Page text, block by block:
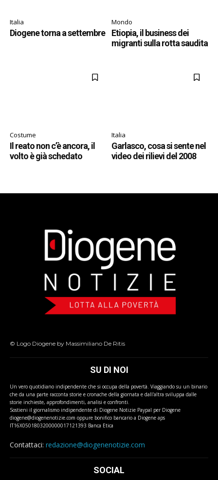
Italia
Diogene torna a settembre
Mondo
Etiopia, il business dei
migranti sulla rotta saudita
Costume
Il reato non c’è ancora, il
volto è già schedato
Italia
Garlasco, cosa si sente nel
video dei rilievi del 2008
© Logo Diogene by Massimiliano De Ritis
SU DI NOI
Un vero quotidiano indipendente che si occupa della povertà. Viaggiando su un binario
che da una parte racconta storie e cronache della giornata e dall'altra sviluppa dalle
storie inchieste, approfondimenti, analisi e confronti.
Sostieni il giornalismo indipendente di Diogene Notizie Paypal per Diogene
diogene@diogenenotizie.com oppure bonifico bancario a Diogene aps
IT16X0501803200000017121393 Banca Etica
Contattaci: redazione@diogenenotizie.com
SOCIAL